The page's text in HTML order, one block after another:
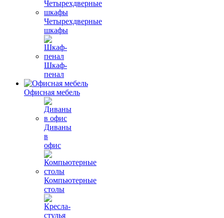
Четырехдверные
шкафы
Шкаф-
пенал
Офисная мебель
Диваны
в
офис
Компьютерные
столы